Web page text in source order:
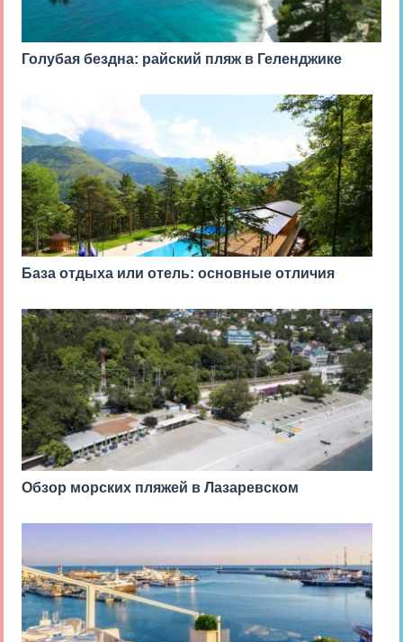
Голубая бездна: райский пляж в Геленджике
База отдыха или отель: основные отличия
Обзор морских пляжей в Лазаревском